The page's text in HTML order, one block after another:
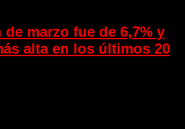
marzo fue de 6,7% y
alta en los últimos 20